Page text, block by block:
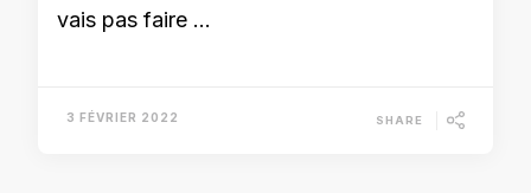
vais pas faire …
3 FÉVRIER 2022 SHARE